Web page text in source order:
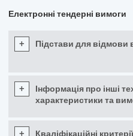
Електронні тендерні вимоги
+ Підстави для відмови
+
Інформація про інші
характеристики та
+ Кваліфікаційні критерії